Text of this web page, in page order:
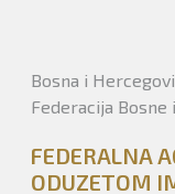
Bosna i
Federacija Bosne
FEDERALNA
ODUZETOM